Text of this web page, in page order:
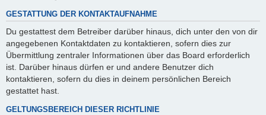
GESTATTUNG DER KONTAKTAUFNAHME
Du gestattest dem Betreiber darüber hinaus, dich unter den von dir
angegebenen Kontaktdaten zu kontaktieren, sofern dies zur
Übermittlung zentraler Informationen über das Board erforderlich
ist. Darüber hinaus dürfen er und andere Benutzer dich
kontaktieren, sofern du dies in deinem persönlichen Bereich
gestattet hast.
GELTUNGSBEREICH DIESER RICHTLINIE